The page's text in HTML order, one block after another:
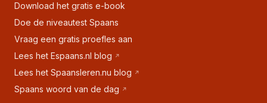
Download het gratis e-book
Doe de niveautest Spaans
Vraag een gratis proefles aan
Lees het Espaans.nl blog
Lees het Spaansleren.nu blog
Spaans woord van de dag